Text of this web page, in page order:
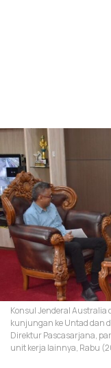
Konsul Jenderal Australia
kunjungan ke Untad dan
Direktur Pascasarjana,
unit kerja lainnya, Rabu